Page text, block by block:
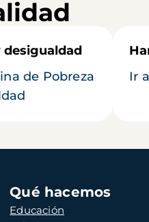
desigualdad
de Pobreza
Ir
Qué hacemos
Educación